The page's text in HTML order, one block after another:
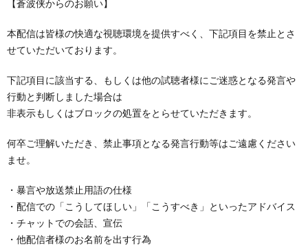
【蒼波侠からのお願い】
本配信は皆様の快適な視聴環境を提供すべく、下記項目を禁止とさ
せていただいております。
下記項目に該当する、もしくは他の試聴者様にご迷惑となる発言や
行動と判断しました場合は
非表示もしくはブロックの処置をとらせていただきます。
何卒ご理解いただき、禁止事項となる発言行動等はご遠慮ください
ませ。
・暴言や放送禁止用語の仕様
・配信での「こうしてほしい」「こうすべき」といったアドバイス
・チャットでの会話、宣伝
・他配信者様のお名前を出す行為